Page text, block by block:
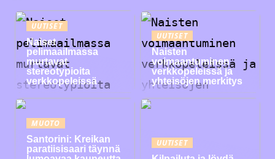
UUTISET
Naiset
pelimaailmassa
murtavat
stereotypioita
verkkopeleissä
UUTISET
Naisten
voimaantuminen
verkkopeleissä ja
yhteisöjen merkitys
MUOTO
Santorini: Kreikan
paratiisisaari täynnä
UUTISET